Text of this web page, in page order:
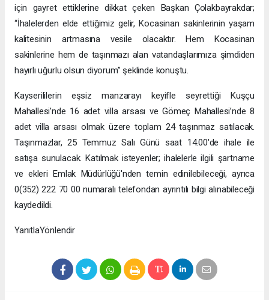
için gayret ettiklerine dikkat çeken Başkan Çolakbayrakdar;
“İhalelerden elde ettiğimiz gelir, Kocasinan sakinlerinin yaşam
kalitesinin artmasına vesile olacaktır. Hem Kocasinan
sakinlerine hem de taşınmazı alan vatandaşlarımıza şimdiden
hayırlı uğurlu olsun diyorum” şeklinde konuştu.
Kayserililerin eşsiz manzarayı keyifle seyrettiği Kuşçu
Mahallesi’nde 16 adet villa arsası ve Gömeç Mahallesi’nde 8
adet villa arsası olmak üzere toplam 24 taşınmaz satılacak.
Taşınmazlar, 25 Temmuz Salı Günü saat 14.00'de ihale ile
satışa sunulacak. Katılmak isteyenler; ihalelerle ilgili şartname
ve ekleri Emlak Müdürlüğü'nden temin edinilebileceği, ayrıca
0(352) 222 70 00 numaralı telefondan ayrıntılı bilgi alınabileceği
kaydedildi.
YanıtlaYönlendir